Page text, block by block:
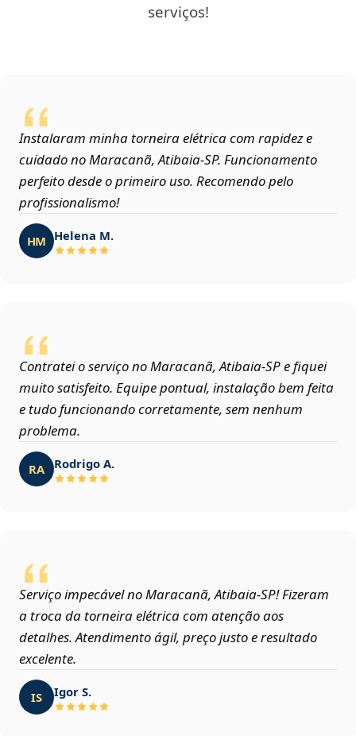
serviços!
Instalaram minha torneira elétrica com rapidez e
cuidado no Maracanã, Atibaia‑SP. Funcionamento
perfeito desde o primeiro uso. Recomendo pelo
profissionalismo!
HM Helena M.
Contratei o serviço no Maracanã, Atibaia‑SP e fiquei
muito satisfeito. Equipe pontual, instalação bem feita
e tudo funcionando corretamente, sem nenhum
problema.
RA Rodrigo A.
Serviço impecável no Maracanã, Atibaia‑SP! Fizeram
a troca da torneira elétrica com atenção aos
detalhes. Atendimento ágil, preço justo e resultado
excelente.
IS Igor S.